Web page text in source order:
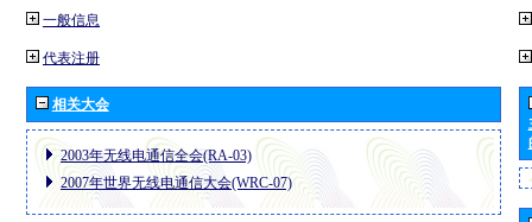
一般信息
代表注册
相关大会
2003年无线电通信全会(RA-03)
2007年世界无线电通信大会(WRC-07)